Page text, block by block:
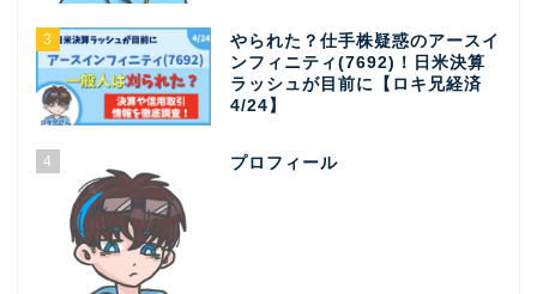
3
やられた？仕手株疑惑のアースイ
ンフィニティ(7692)！日米決算
ラッシュが目前に【ロキ兄経済
4/24】
4 プロフィール